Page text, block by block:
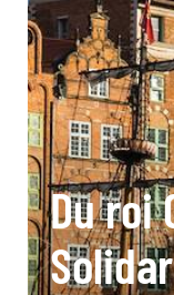
Du roi